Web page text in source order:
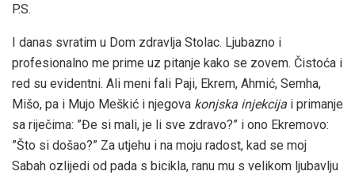
P.S.
I danas svratim u Dom zdravlja Stolac. Ljubazno i
profesionalno me prime uz pitanje kako se zovem. Čistoća i
red su evidentni. Ali meni fali Paji, Ekrem, Ahmić, Semha,
Mišo, pa i Mujo Meškić i njegova konjska injekcija i primanje
sa riječima: ”Đe si mali, je li sve zdravo?” i ono Ekremovo:
”Što si došao?” Za utjehu i na moju radost, kad se moj
Sabah ozlijedi od pada s bicikla, ranu mu s velikom ljubavlju